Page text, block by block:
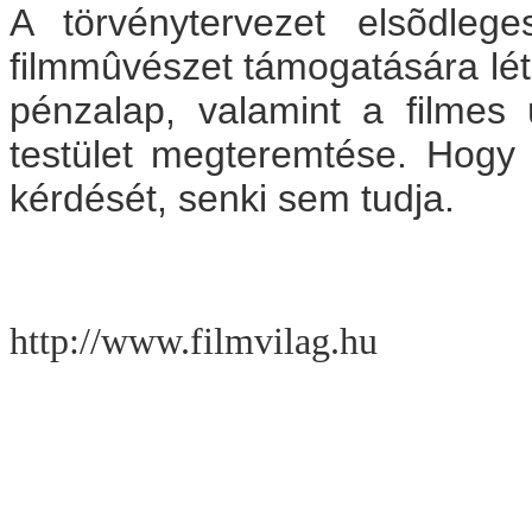
A törvénytervezet
filmmûvészet támogatására
pénzalap, valamint a filmes
testület megteremtése.
kérdését, senki sem tudja.
http://www.filmvilag.hu